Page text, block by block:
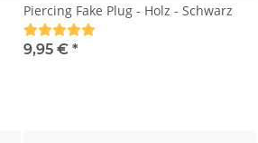
Piercing Fake Plug - Holz - Schwarz
9,95 €*